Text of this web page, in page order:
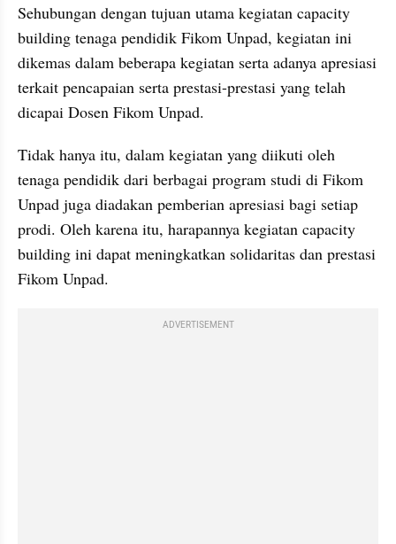
Sehubungan dengan tujuan utama kegiatan capacity
building tenaga pendidik Fikom Unpad, kegiatan ini
dikemas dalam beberapa kegiatan serta adanya apresiasi
terkait pencapaian serta prestasi-prestasi yang telah
dicapai Dosen Fikom Unpad.
Tidak hanya itu, dalam kegiatan yang diikuti oleh
tenaga pendidik dari berbagai program studi di Fikom
Unpad juga diadakan pemberian apresiasi bagi setiap
prodi. Oleh karena itu, harapannya kegiatan capacity
building ini dapat meningkatkan solidaritas dan prestasi
Fikom Unpad.
ADVERTISEMENT